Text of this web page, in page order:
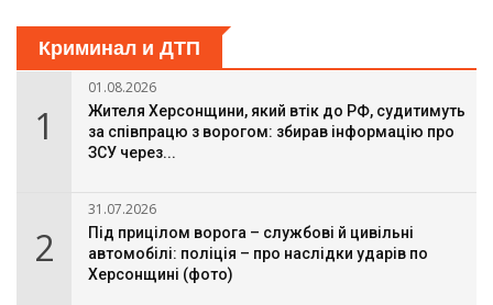
Криминал и ДТП
1
01.08.2026
Жителя Херсонщини, який втік до РФ, судитимуть
за співпрацю з ворогом: збирав інформацію про
ЗСУ через...
2
31.07.2026
Під прицілом ворога – службові й цивільні
автомобілі: поліція – про наслідки ударів по
Херсонщині (фото)